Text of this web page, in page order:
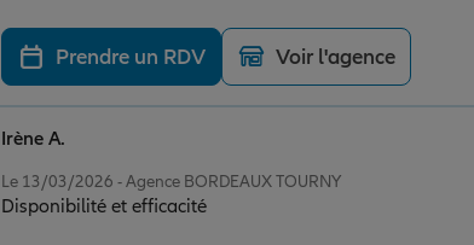
Prendre un RDV Voir l'agence
Le 13/03/2026 - Agence BORDEAUX TOURNY
Disponibilité et efficacité
Irène A.